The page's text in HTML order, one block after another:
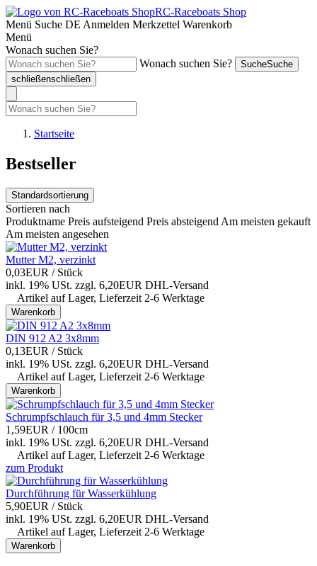
RC-Raceboats Shop
Menü Suche DE Anmelden Merkzettel Warenkorb
Menü
Wonach suchen Sie?
Wonach suchen Sie?
SucheSuche
schließenschließen
Startseite
Bestseller
Standardsortierung
Sortieren nach
Produktname Preis aufsteigend Preis absteigend Am meisten gekauft
Am meisten angesehen
Mutter M2, verzinkt
0,03EUR / Stück
inkl. 19% USt. zzgl. 6,20EUR DHL-Versand
Artikel auf Lager, Lieferzeit 2-6 Werktage
Warenkorb
DIN 912 A2 3x8mm
0,13EUR / Stück
inkl. 19% USt. zzgl. 6,20EUR DHL-Versand
Artikel auf Lager, Lieferzeit 2-6 Werktage
Warenkorb
Schrumpfschlauch für 3,5 und 4mm Stecker
1,59EUR / 100cm
inkl. 19% USt. zzgl. 6,20EUR DHL-Versand
Artikel auf Lager, Lieferzeit 2-6 Werktage
zum Produkt
Durchführung für Wasserkühlung
5,90EUR / Stück
inkl. 19% USt. zzgl. 6,20EUR DHL-Versand
Artikel auf Lager, Lieferzeit 2-6 Werktage
Warenkorb